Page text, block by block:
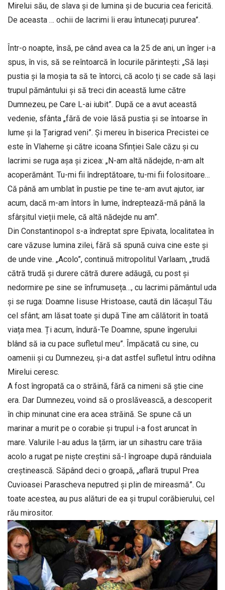
Mirelui său, de slava și de lu­mina și de bucuria cea fericită.
De aceasta … ochii de lacrimi îi erau întunecați pururea”.
Într-o noapte, însă, pe când avea ca la 25 de ani, un înger i-a
spus, în vis, să se reîntoarcă în locurile părintești: „Să lași
pustia și la moșia ta să te întorci, că acolo ți se cade să lași
trupul pământului și să treci din această lume către
Dumnezeu, pe Care L-ai iubit”. După ce a avut această
vedenie, sfânta „fără de voie lăsă pustia și se întoarse în
lume și la Țarigrad veni”. Și mereu în biserica Precistei ce
este în Vlaherne și către icoana Sfinției Sale căzu și cu
lacrimi se ruga așa și zicea: „N-am altă nădejde, n-am alt
acoperământ. Tu-mi fii îndreptătoare, tu-mi fii folositoare…
Că până am umblat în pustie pe tine te-am avut ajutor, iar
acum, dacă m-am întors în lume, îndreptează-mă până la
sfârșitul vieții mele, că altă nădejde nu am”.
Din Constantinopol s-a îndreptat spre Epivata, localitatea în
care văzuse lumina zilei, fără să spună cuiva cine este și
de unde vine. „Acolo”, continuă mitropolitul Varlaam, „trudă
cătră trudă și durere cătră durere adăugă, cu post și
nedormire pe sine se înfrumuseța…, cu lacrimi pământul uda
și se ruga: Doamne Iisuse Hristoase, caută din lăcașul Tău
cel sfânt; am lăsat toate și după Tine am călătorit în toată
viața mea. Ți acum, îndură-Te Doamne, spune îngerului
blând să ia cu pace sufletul meu”. Împăcată cu sine, cu
oamenii și cu Dumnezeu, și-a dat astfel sufletul întru odihna
Mirelui ceresc.
A fost îngropată ca o străină, fără ca nimeni să știe cine
era. Dar Dumnezeu, voind să o proslăvească, a descoperit
în chip minunat cine era acea străină. Se spune că un
marinar a murit pe o corabie și trupul i-a fost aruncat în
mare. Valurile l-au adus la țărm, iar un sihastru care trăia
acolo a rugat pe niște creștini să-l îngroape după rânduiala
creștinească. Săpând deci o groapă, „aflară trupul Prea
Cuvioasei Parascheva neputred și plin de mireasmă”. Cu
toate acestea, au pus alături de ea și trupul corăbierului, cel
rău mirositor.